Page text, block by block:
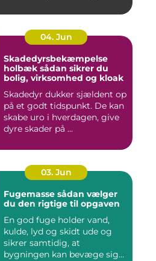
04. Jun
Skadedyrsbekæmpelse
holbæk sådan sikrer du
bolig, virksomhed og kloak
Skadedyr dukker sjældent op
på et godt tidspunkt. De kan
skabe uro i hverdagen, give
dyre skader på ...
03. Jun
Fugemasse sådan vælger
du den rigtige til opgaven
En god fuge holder vand,
kulde, lyd og skidt ude og
sikrer samtidig, at
bygningen kan bevæge sig